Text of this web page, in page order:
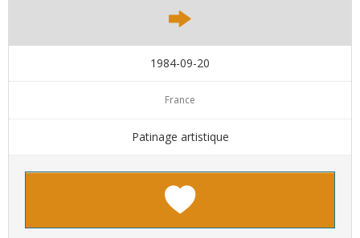
1984-09-20
France
Patinage artistique